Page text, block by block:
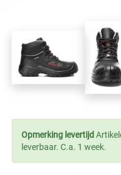
Opmerking levertijd
leverbaar. C.a. 1 week.